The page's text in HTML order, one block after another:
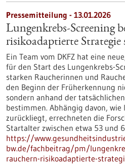
Pressemitteilung - 13.01.2026
Lungenkrebs-Screening
risikoadaptierte
Ein Team vom DKFZ hat eine
für den Start des Lungenkrebs-
starken Raucherinnen und
den Beginn der Früherkennung
sondern anhand der
bestimmen. Abhängig davon, wie
zurückliegt, errechneten die
Startalter zwischen etwa 53 und
https://
bw.de/fachbeitrag/pm/
rauchern-risikoadaptierte-